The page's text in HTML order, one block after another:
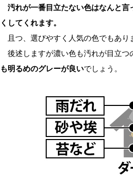
汚れが一番目立たない色はなんと言
くしてくれます。
且つ、選びやすく人気の色でもあり
後述しますが濃い色も汚れが目立つ
も明るめのグレーが良いでしょう。